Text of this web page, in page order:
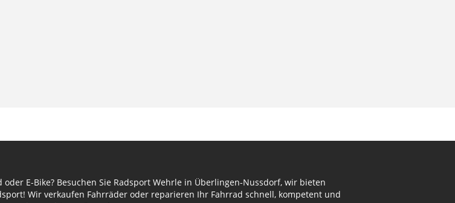
E-Bike? Besuchen Sie Radsport Wehrle in Überlingen-Nussdorf, wir bieten
Wir verkaufen Fahrräder oder reparieren Ihr Fahrrad schnell, kompetent und